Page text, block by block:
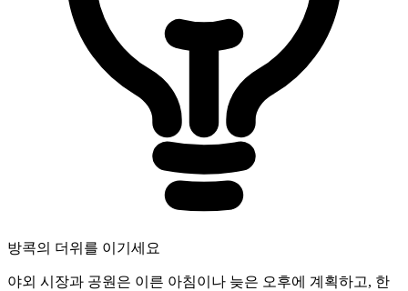
방콕의 더위를 이기세요
야외 시장과 공원은 이른 아침이나 늦은 오후에 계획하고, 한